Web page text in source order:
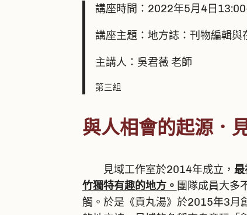
講座時間：2022年5月4日
講座主題：地方誌：刊物編輯與
主講人：吳君薇 老師
第三組
與人相會的起源．
見域工作室於2014年成立， 最
竹獨特有趣的地方。 團隊成員大多
觸。於是《貢丸湯》於2015年3月